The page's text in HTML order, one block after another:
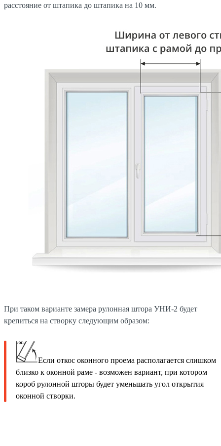
расстояние от штапика до штапика на 10 мм.
При таком варианте замера рулонная штора УНИ-2 будет
крепиться на створку следующим образом:
Если откос оконного проема располагается слишком
близко к оконной раме - возможен вариант, при котором
короб рулонной шторы будет уменьшать угол открытия
оконной створки.